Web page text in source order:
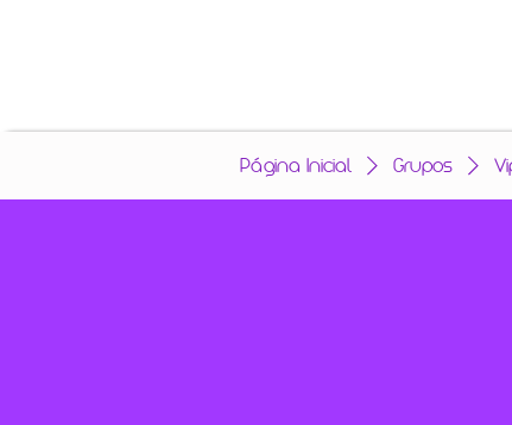
Página Inicial Grupos